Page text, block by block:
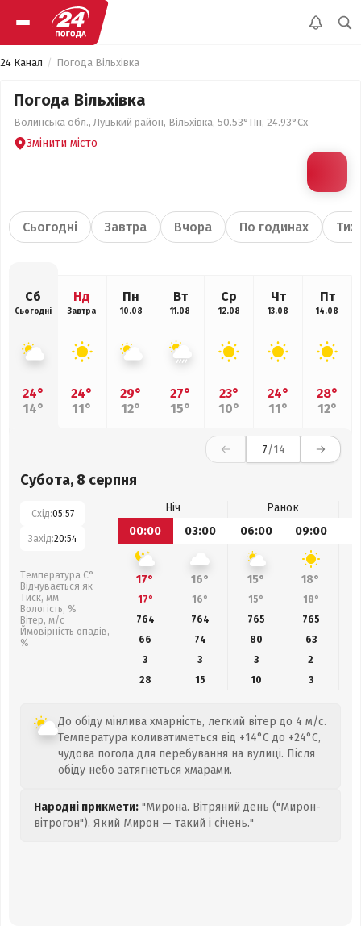
24 Канал Погода Вільхівка
Погода Вільхівка
Волинська обл., Луцький район, Вільхівка, 50.53°Пн, 24.93°Сх
Змінити місто
Сьогодні Завтра Вчора По годинах
Сб
Сьогодні
24°
14°
Нд
Завтра
24°
11°
Пн
10.08
29°
12°
Вт
11.08
27°
15°
Ср
12.08
23°
10°
Чт
13.08
24°
11°
Пт
14.08
28°
12°
7/14
Субота, 8 серпня
Схід:05:57
Захід:20:54
Температура С°
Відчувається як
Тиск, мм
Вологість, %
Вітер, м/с
Ймовірність опадів,
%
Ніч
Ранок
00:00
03:00 06:00 09:00
17° 16° 15° 18°
17° 16° 15° 18°
764
764 765 765
66
74 80 63
3
3 3
2
28
15 10 3
До обіду мінлива хмарність, легкий вітер до 4 м/с.
Температура коливатиметься від +14°C до +24°C,
чудова погода для перебування на вулиці. Після
обіду небо затягнеться хмарами.
Народні прикмети: "Мирона. Вітряний день ("Мирон-
вітрогон"). Який Мирон — такий і січень."